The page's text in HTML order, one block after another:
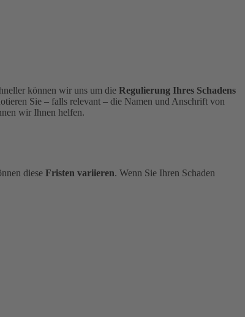
können wir uns um die Regulierung Ihres Schadens
Sie – falls relevant – die Namen und Anschrift von
wir Ihnen helfen.
diese Fristen variieren. Wenn Sie Ihren Schaden